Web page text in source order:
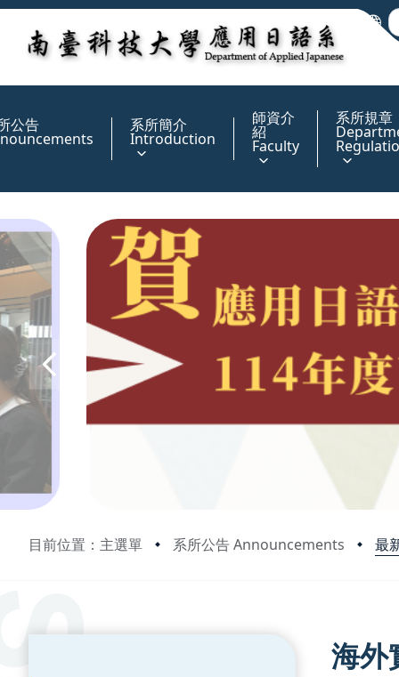
公告 系所簡介
Introduction
師資介
紹
Faculty
系所規章
目前位置：主選單 系所公告 Announcements 最
:::
海外